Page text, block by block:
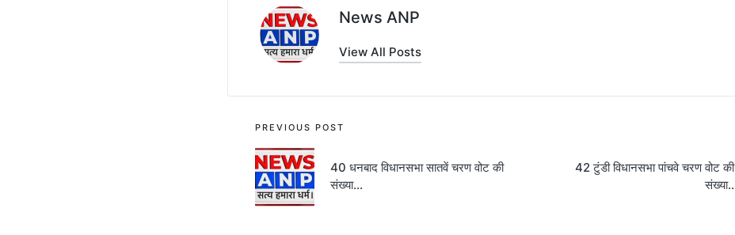
News ANP
View All Posts
Post
navigation
PREVIOUS POST
40 धनबाद विधानसभा सातवें चरण वोट की
संख्या…
42 टुंडी विधानसभा पांचवे चरण वोट की
संख्या..